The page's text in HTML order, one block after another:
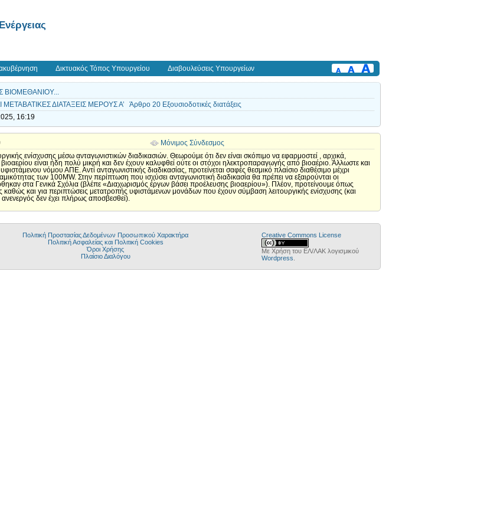
Δικτυακός Τόπος Υπουργείου Διαβουλεύσεις Υπουργείων
ΔΙΑΤΑΞΕΙΣ ΜΕΡΟΥΣ Α’ Άρθρο 20 Εξουσιοδοτικές διατάξεις
16:19
Μόνιμος Σύνδεσμος
ενίσχυσης μέσω ανταγωνιστικών διαδικασιών. Θεωρούμε ότι δεν είναι σκόπιμο να εφαρμοστεί , αρχικά,
είναι ήδη πολύ μικρή και δεν έχουν καλυφθεί ούτε οι στόχοι ηλεκτροπαραγωγής από βιοαέριο. Άλλωστε και
νόμου ΑΠΕ. Αντί ανταγωνιστικής διαδικασίας, προτείνεται σαφές θεσμικό πλαίσιο διαθέσιμο μέχρι
των 100MW. Στην περίπτωση που ισχύσει ανταγωνιστική διαδικασία θα πρέπει να εξαιρούνται οι
στα Γενικά Σχόλια (βλέπε «Διαχωρισμός έργων βάσει προέλευσης βιοαερίου»). Πλέον, προτείνουμε όπως
καθώς και για περιπτώσεις μετατροπής υφιστάμενων μονάδων που έχουν σύμβαση λειτουργικής ενίσχυσης (και
δεν έχει πλήρως αποσβεσθεί).
Πολιτική Προστασίας Δεδομένων Προσωπικού Χαρακτήρα
Πολιτική Ασφαλείας και Πολιτική Cookies
Όροι Χρήσης
Πλαίσιο Διαλόγου
Creative Commons License
Με Χρήση του ΕΛ/ΛΑΚ λογισμικού
Wordpress